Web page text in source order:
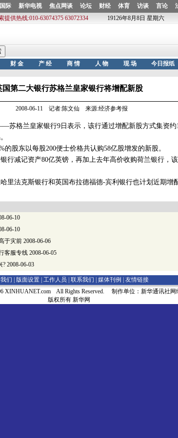
国第二大银行苏格兰皇家银行将增配新股
2008-06-11 记者:陈文仙 来源:经济参考报
格兰皇家银行9日表示，该行通过增配新股方式集资约
股东以每股200便士价格共认购58亿股增发的新股。
减记资产80亿英镑，再加上去年高价收购荷兰银行，
法克斯银行和英国布拉德福德-宾利银行也计划近期增
06-10
06-10
于灾前 2008-06-06
客服专线 2008-06-05
? 2008-06-03
们 | 版面设置 工作人员 联系我们 媒体刊例
友情链接
XINHUANET.com All Rights Reserved. 制作单位：新华通讯社网
版权所有 新华网